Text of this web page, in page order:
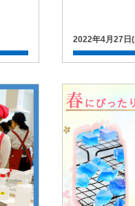
2022年4月27日